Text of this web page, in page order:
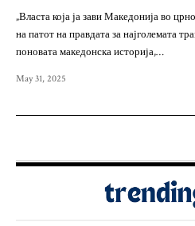
„Власта која ја зави Македонија во
на патот на правдата за најголемата
поновата македонска историја,…
May 31, 2025